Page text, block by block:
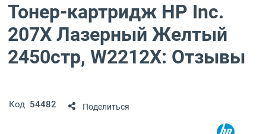
Тонер-картридж HP Inc.
207X Лазерный Желтый
2450стр, W2212X: Отзывы
Код 54482 Поделиться